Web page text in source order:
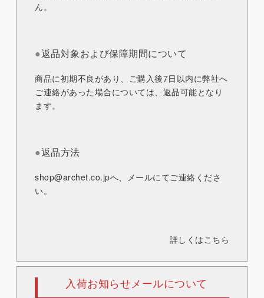
ん。
●返品対象および保障期間について
商品に初期不良があり、ご購入後7日以内に弊社へ
ご連絡があった場合については、返品可能となり
ます。
●返品方法
shop@archet.co.jpへ、メールにてご連絡くださ
い。
詳しくはこちら
入荷お知らせメールについて